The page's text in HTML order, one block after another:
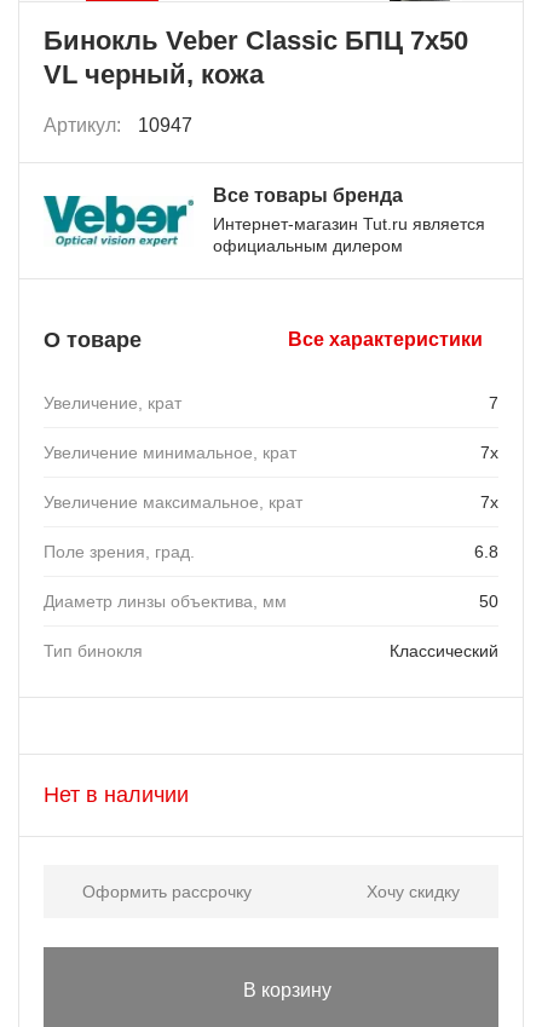
Бинокль Veber Classic БПЦ 7x50
VL черный, кожа
Артикул: 10947
Все товары бренда
Интернет-магазин Tut.ru является
официальным дилером
О товаре Все характеристики
Увеличение, крат 7
Увеличение минимальное, крат 7х
Увеличение максимальное, крат 7х
Поле зрения, град. 6.8
Диаметр линзы объектива, мм 50
Тип бинокля Классический
Нет в наличии
Оформить рассрочку Хочу скидку
В корзину